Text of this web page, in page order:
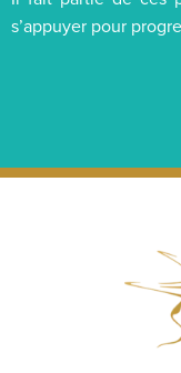
s’appuyer pour